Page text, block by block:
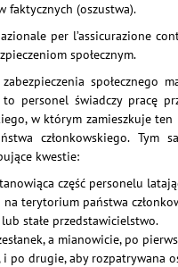
faktycznych (oszustwa).
per l’assicurazione
społecznym.
personel świadczy pracę
w którym zamieszkuje ten
członkowskiego. Tym
kwestie:
część personelu
terytorium państwa
stałe przedstawicielstwo.
a mianowicie, po
drugie, aby rozpatrywana